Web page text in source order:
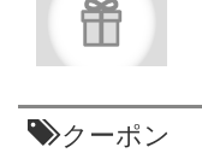
クーポン